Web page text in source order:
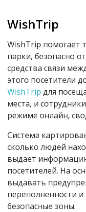
WishTrip
WishTrip помогает
парки, безопасно
средства связи
этого посетители
WishTrip для
места, и
режиме онлайн,
Система
сколько людей
выдает
посетителей. На
выдавать
переполненности и
безопасные зоны.